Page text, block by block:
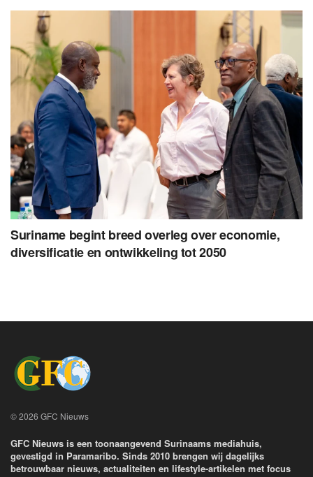
Suriname begint breed overleg over economie,
diversificatie en ontwikkeling tot 2050
© 2026 GFC Nieuws
GFC Nieuws is een toonaangevend Surinaams mediahuis,
gevestigd in Paramaribo. Sinds 2010 brengen wij dagelijks
betrouwbaar nieuws, actualiteiten en lifestyle-artikelen met focus